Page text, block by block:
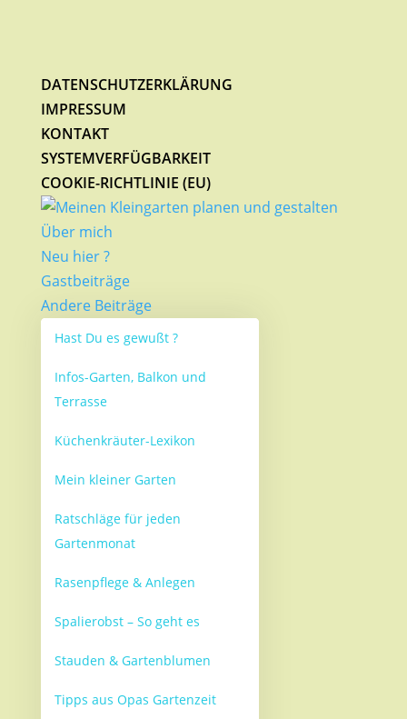
DATENSCHUTZERKLÄRUNG
IMPRESSUM
KONTAKT
SYSTEMVERFÜGBARKEIT
COOKIE-RICHTLINIE (EU)
Über mich
Neu hier ?
Gastbeiträge
Andere Beiträge
Hast Du es gewußt ?
Infos-Garten, Balkon und
Terrasse
Küchenkräuter-Lexikon
Mein kleiner Garten
Ratschläge für jeden
Gartenmonat
Rasenpflege & Anlegen
Spalierobst – So geht es
Stauden & Gartenblumen
Tipps aus Opas Gartenzeit